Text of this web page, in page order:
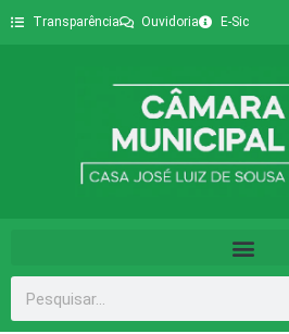
Transparência Ouvidoria E-Sic